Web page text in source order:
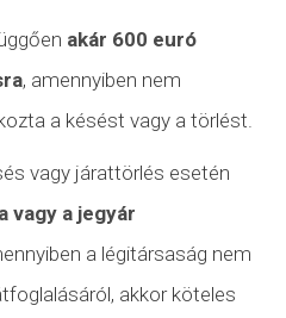
akár 600 euró
, amennyiben nem
a késést vagy a törlést.
vagy járattörlés esetén
vagy a jegyár
a légitársaság nem
akkor köteles